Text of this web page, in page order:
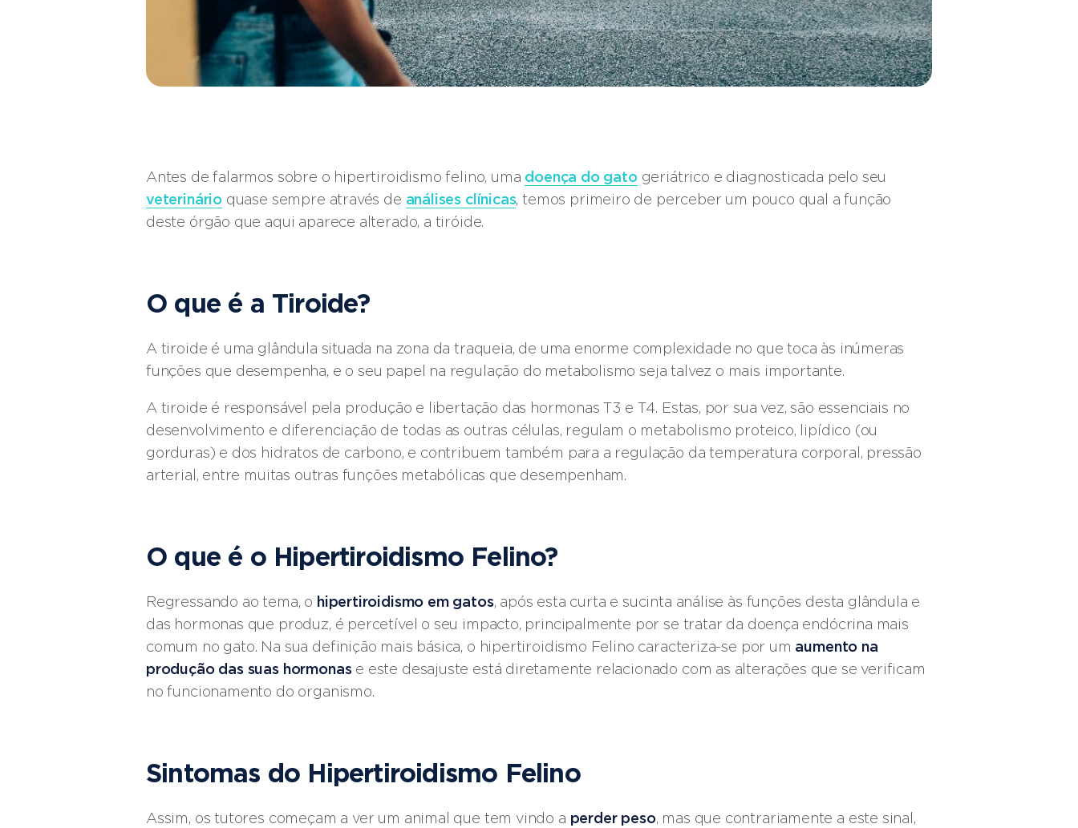
Antes de falarmos sobre o hipertiroidismo felino, uma doença do gatogeriátrico e diagnosticada pelo seu
veterinário quase sempre através de análises clínicas, temos primeiro de perceber um pouco qual a função
deste órgão que aqui aparece alterado, a tiróide.
O que é a Tiroide?
A tiroide é uma glândula situada na zona da traqueia, de uma enorme complexidade no que toca às inúmeras
funções que desempenha, e o seu papel na regulação do metabolismo seja talvez o mais importante.
A tiroide é responsável pela produção e libertação das hormonas T3 e T4. Estas, por sua vez, são essenciais no
desenvolvimento e diferenciação de todas as outras células, regulam o metabolismo proteico, lipídico (ou
gorduras) e dos hidratos de carbono, e contribuem também para a regulação da temperatura corporal, pressão
arterial, entre muitas outras funções metabólicas que desempenham.
O que é o Hipertiroidismo Felino?
Regressando ao tema, o hipertiroidismo em gatos, após esta curta e sucinta análise às funções desta glândula e
das hormonas que produz, é percetível o seu impacto, principalmente por se tratar da doença endócrina mais
comum no gato. Na sua definição mais básica, o hipertiroidismo Felino caracteriza-se por um aumento na
produção das suas hormonase este desajuste está diretamente relacionado com as alterações que se verificam
no funcionamento do organismo.
Sintomas do Hipertiroidismo Felino
Assim, os tutores começam a ver um animal que tem vindo a perder peso, mas que contrariamente a este sinal,